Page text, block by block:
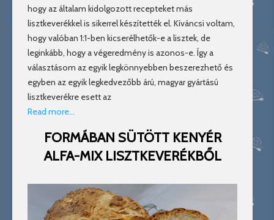
hogy az általam kidolgozott recepteket más
lisztkeverékkel is sikerrel készítették el. Kíváncsi voltam,
hogy valóban 1:1-ben kicserélhetők-e a lisztek, de
leginkább, hogy a végeredmény is azonos-e. Így a
választásom az egyik legkönnyebben beszerezhető és
egyben az egyik legkedvezőbb árú, magyar gyártású
lisztkeverékre esett az
Read more…
FORMÁBAN SÜTÖTT KENYÉR
ALFA-MIX LISZTKEVERÉKBŐL